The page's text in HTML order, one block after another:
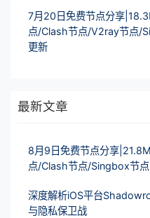
7月20日免费节点分享
点/Clash节点/V2ray节点/
更新
最新文章
8月9日免费节点分享
点/Clash节点/Singbox节
深度解析iOS平台
与隐私保卫战